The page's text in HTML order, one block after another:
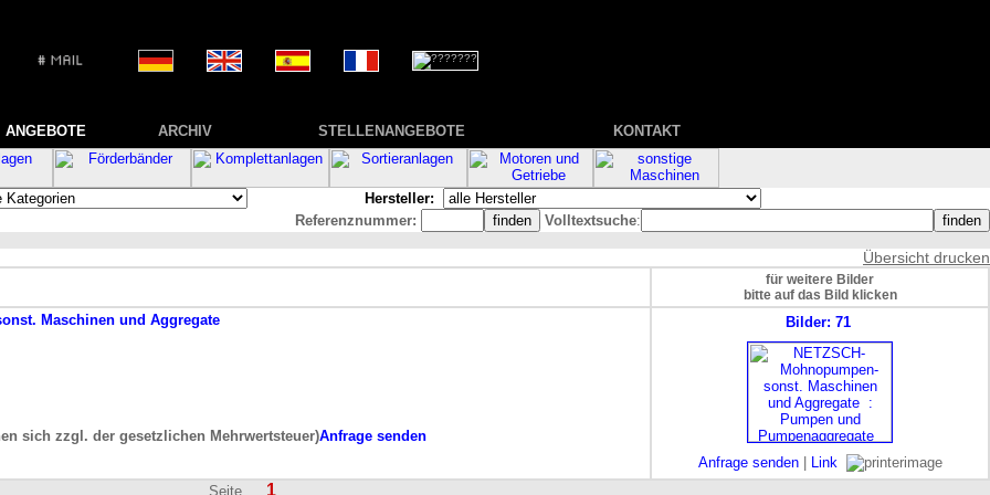
ANGEBOTE ARCHIV STELLENANGEBOTE KONTAKT
Hersteller:
Referenznummer:
Volltextsuche:
Übersicht drucken
für weitere Bilder
bitte auf das Bild klicken
Maschinen und Aggregate
sich zzgl. der gesetzlichen Mehrwertsteuer)Anfrage senden
Bilder: 71
Anfrage senden|
Link
Seite
1